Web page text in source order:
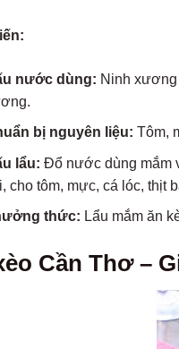
nước dùng: Ninh xương
bị nguyên liệu: Tôm,
lẩu: Đổ nước dùng mắm
cho tôm, mực, cá lóc, thịt
thức: Lẩu mắm ăn
Cần Thơ –